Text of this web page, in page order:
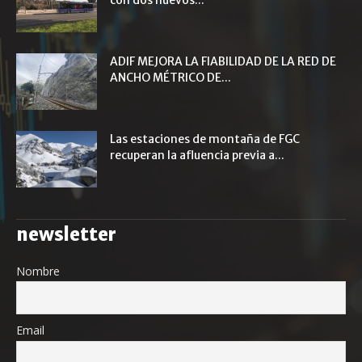
ADIF MEJORA LA FIABILIDAD DE LA RED DE
ANCHO MÉTRICO DE...
Las estaciones de montaña de FGC
recuperan la afluencia previa a...
newsletter
Nombre
Email